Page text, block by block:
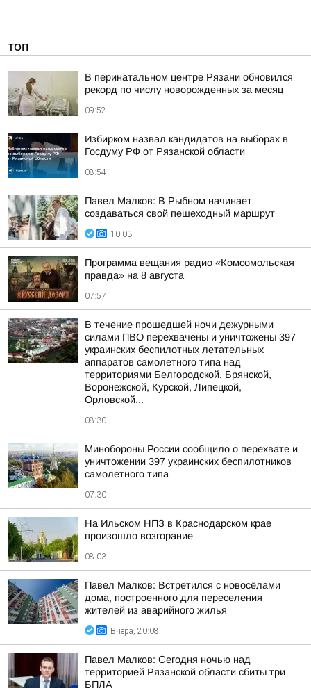
ТОП
В перинатальном центре Рязани обновился
рекорд по числу новорожденных за месяц
09:52
Избирком назвал кандидатов на выборах в
Госдуму РФ от Рязанской области
08:54
Павел Малков: В Рыбном начинает
создаваться свой пешеходный маршрут
10:03
Программа вещания радио «Комсомольская
правда» на 8 августа
07:57
В течение прошедшей ночи дежурными
силами ПВО перехвачены и уничтожены 397
украинских беспилотных летательных
аппаратов самолетного типа над
территориями Белгородской, Брянской,
Воронежской, Курской, Липецкой,
Орловской...
08:30
Минобороны России сообщило о перехвате и
уничтожении 397 украинских беспилотников
самолетного типа
07:30
На Ильском НПЗ в Краснодарском крае
произошло возгорание
08:03
Павел Малков: Встретился с новосёлами
дома, построенного для переселения
жителей из аварийного жилья
Вчера, 20:08
Павел Малков: Сегодня ночью над
территорией Рязанской области сбиты три
БПЛА